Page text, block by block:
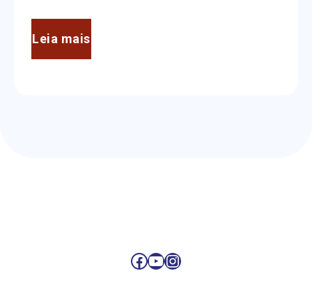
Leia mais
Facebook
YouTube
Instagram